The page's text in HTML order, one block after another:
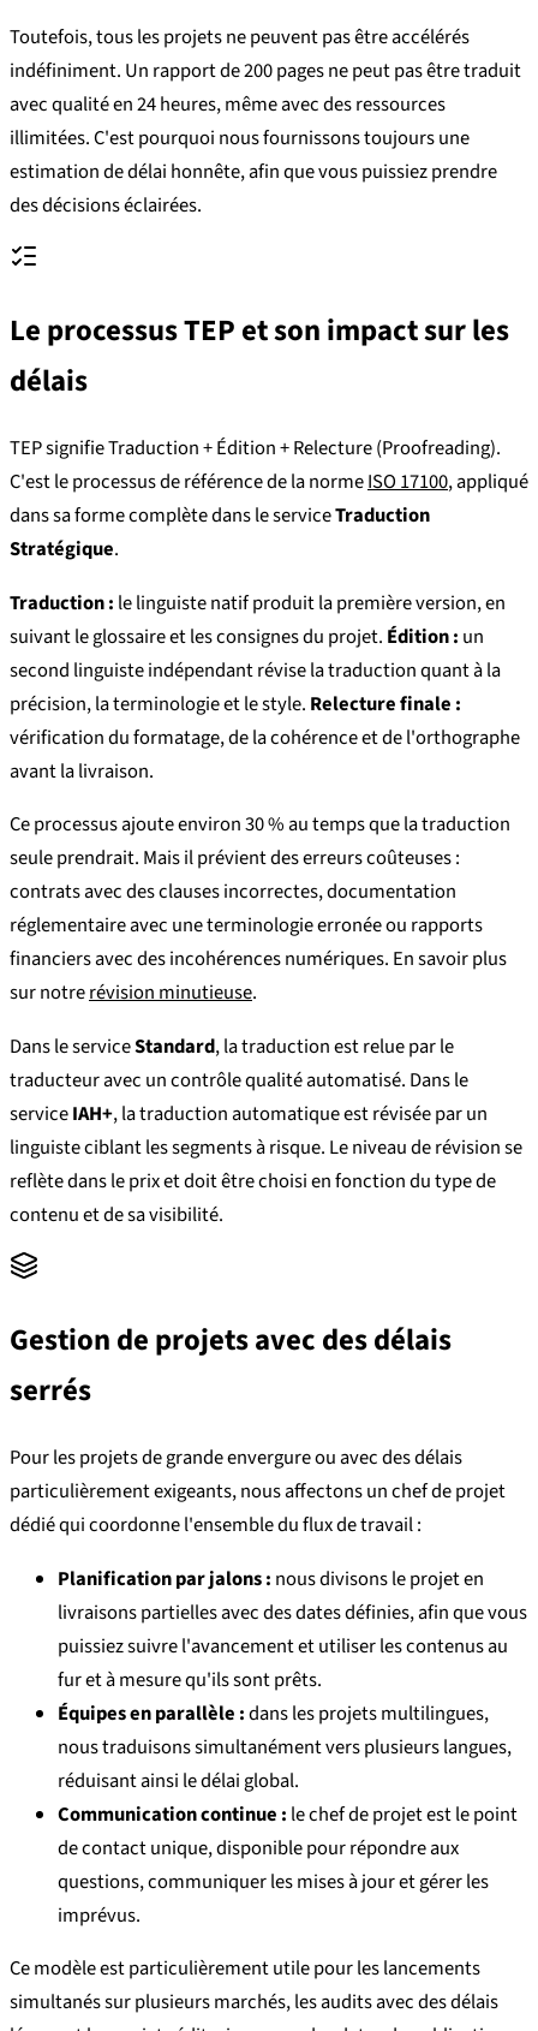
Toutefois, tous les projets ne peuvent pas être accélérés
indéfiniment. Un rapport de 200 pages ne peut pas être traduit
avec qualité en 24 heures, même avec des ressources
illimitées. C'est pourquoi nous fournissons toujours une
estimation de délai honnête, afin que vous puissiez prendre
des décisions éclairées.
Le processus TEP et son impact sur les
délais
TEP signifie Traduction + Édition + Relecture (Proofreading).
C'est le processus de référence de la normeISO 17100, appliqué
dans sa forme complète dans le serviceTraduction
Stratégique.
Traduction : le linguiste natif produit la première version, en
suivant le glossaire et les consignes du projet. Édition : un
second linguiste indépendant révise la traduction quant à la
précision, la terminologie et le style. Relecture finale :
vérification du formatage, de la cohérence et de l'orthographe
avant la livraison.
Ce processus ajoute environ 30 % au temps que la traduction
seule prendrait. Mais il prévient des erreurs coûteuses :
contrats avec des clauses incorrectes, documentation
réglementaire avec une terminologie erronée ou rapports
financiers avec des incohérences numériques. En savoir plus
sur notrerévision minutieuse.
Dans le serviceStandard, la traduction est relue par le
traducteur avec un contrôle qualité automatisé. Dans le
serviceIAH+, la traduction automatique est révisée par un
linguiste ciblant les segments à risque. Le niveau de révision se
reflète dans le prix et doit être choisi en fonction du type de
contenu et de sa visibilité.
Gestion de projets avec des délais
serrés
Pour les projets de grande envergure ou avec des délais
particulièrement exigeants, nous affectons un chef de projet
dédié qui coordonne l'ensemble du flux de travail :
Planification par jalons : nous divisons le projet en
livraisons partielles avec des dates définies, afin que vous
puissiez suivre l'avancement et utiliser les contenus au
fur et à mesure qu'ils sont prêts.
Équipes en parallèle :dans les projets multilingues,
nous traduisons simultanément vers plusieurs langues,
réduisant ainsi le délai global.
Communication continue : le chef de projet est le point
de contact unique, disponible pour répondre aux
questions, communiquer les mises à jour et gérer les
imprévus.
Ce modèle est particulièrement utile pour les lancements
simultanés sur plusieurs marchés, les audits avec des délais